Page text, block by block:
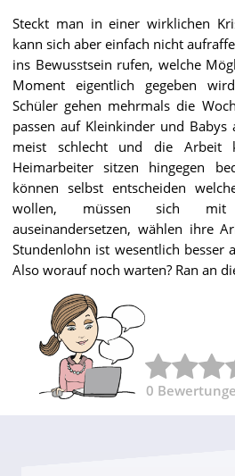
Steckt man in einer wirklichen
kann sich aber einfach nicht
ins Bewusstsein rufen, welche
Moment eigentlich gegeben
Schüler gehen mehrmals die
passen auf Kleinkinder und
meist schlecht und die Arbeit
Heimarbeiter sitzen hingegen
können selbst entscheiden
wollen, müssen sich mit
auseinandersetzen, wählen ihre
Stundenlohn ist wesentlich besser
Also worauf noch warten? Ran an
0